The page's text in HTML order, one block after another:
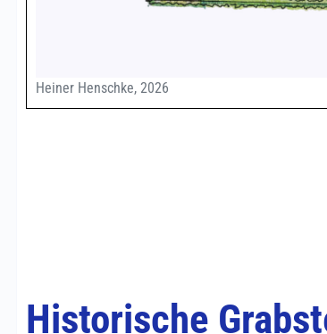
Heiner Henschke, 2026
Historische